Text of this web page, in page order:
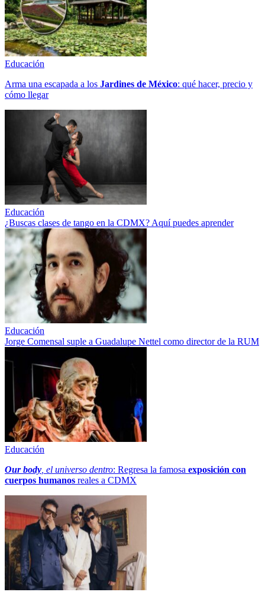
Educación
Arma una escapada a los Jardines de México: qué hacer, precio y
cómo llegar
Educación
¿Buscas clases de tango en la CDMX? Aquí puedes aprender
Educación
Jorge Comensal suple a Guadalupe Nettel como director de la RUM
Educación
Our body , el universo dentro: Regresa la famosa exposición con
cuerpos humanos reales a CDMX